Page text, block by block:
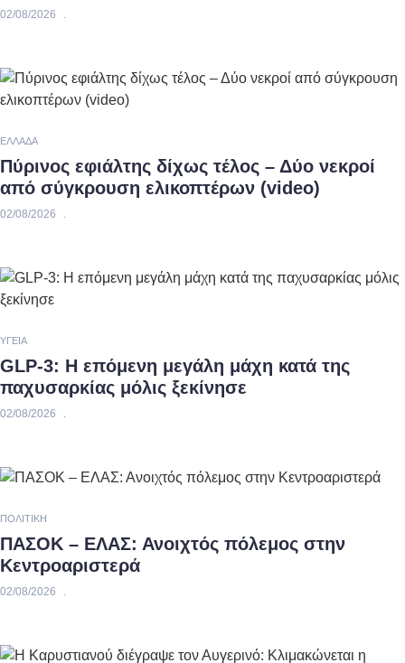
02/08/2026
ΕΛΛΆΔΑ
Πύρινος εφιάλτης δίχως τέλος – Δύο νεκροί
από σύγκρουση ελικοπτέρων (video)
02/08/2026
ΥΓΕΊΑ
GLP-3: Η επόμενη μεγάλη μάχη κατά της
παχυσαρκίας μόλις ξεκίνησε
02/08/2026
ΠΟΛΙΤΙΚΉ
ΠΑΣΟΚ – ΕΛΑΣ: Ανοιχτός πόλεμος στην
Κεντροαριστερά
02/08/2026